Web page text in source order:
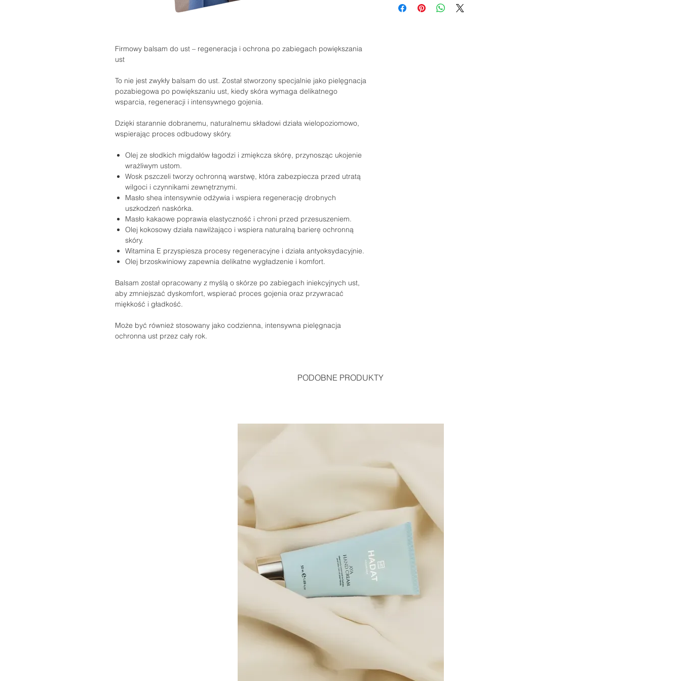
Firmowy balsam do ust – regeneracja i ochrona po zabiegach powiększania
ust
To nie jest zwykły balsam do ust. Został stworzony specjalnie jako pielęgnacja
pozabiegowa po powiększaniu ust, kiedy skóra wymaga delikatnego
wsparcia, regeneracji i intensywnego gojenia.
Dzięki starannie dobranemu, naturalnemu składowi działa wielopoziomowo,
wspierając proces odbudowy skóry.
Olej ze słodkich migdałów łagodzi i zmiękcza skórę, przynosząc ukojenie
wrażliwym ustom.
Wosk pszczeli tworzy ochronną warstwę, która zabezpiecza przed utratą
wilgoci i czynnikami zewnętrznymi.
Masło shea intensywnie odżywia i wspiera regenerację drobnych
uszkodzeń naskórka.
Masło kakaowe poprawia elastyczność i chroni przed przesuszeniem.
Olej kokosowy działa nawilżająco i wspiera naturalną barierę ochronną
skóry.
Witamina E przyspiesza procesy regeneracyjne i działa antyoksydacyjnie.
Olej brzoskwiniowy zapewnia delikatne wygładzenie i komfort.
Balsam został opracowany z myślą o skórze po zabiegach iniekcyjnych ust,
aby zmniejszać dyskomfort, wspierać proces gojenia oraz przywracać
miękkość i gładkość.
Może być również stosowany jako codzienna, intensywna pielęgnacja
ochronna ust przez cały rok.
PODOBNE PRODUKTY